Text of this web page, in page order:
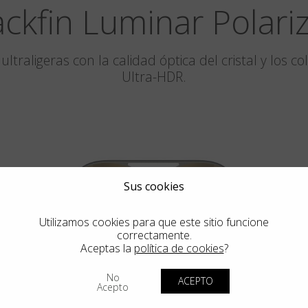
Luminar
con la calidad óptica del cristal y los
Ultra-HDR.
PEBBLE BEACH
Sus cookies
Utilizamos cookies para que este sitio funcione
correctamente.
Aceptas la política de cookies?
No
Acepto ACEPTO